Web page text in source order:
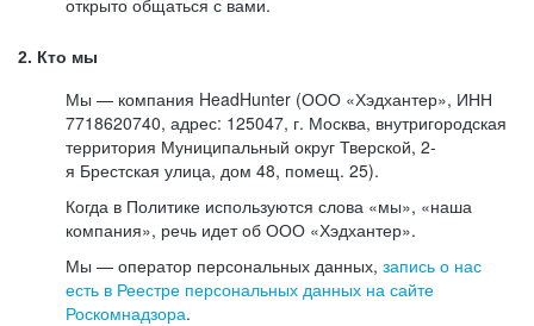
открыто общаться с вами.
2. Кто мы
Мы — компания HeadHunter (ООО «Хэдхантер», ИНН
7718620740, адрес: 125047, г. Москва, внутригородская
территория Муниципальный округ Тверской, 2-
я Брестская улица, дом 48, помещ. 25).
Когда в Политике используются слова «мы», «наша
компания», речь идет об ООО «Хэдхантер».
Мы — оператор персональных данных, запись о нас
есть в Реестре персональных данных на сайте
Роскомнадзора.